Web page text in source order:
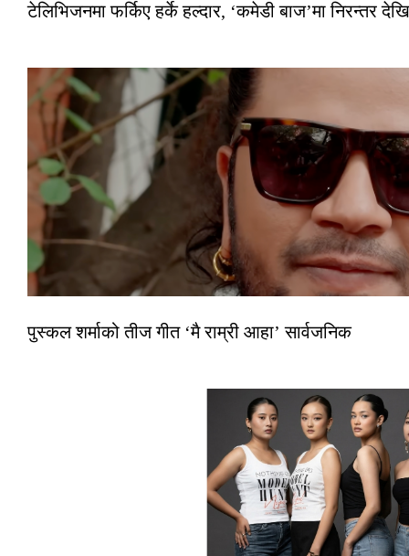
टेलिभिजनमा फर्किए हर्के हल्दार, ‘कमेडी बाज’मा निरन्तर
पुस्कल शर्माको तीज गीत ‘मै राम्री आहा’ सार्वजनिक